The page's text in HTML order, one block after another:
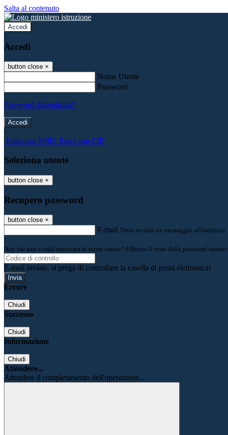
Salta al contenuto
Accedi
Accedi
button close ×
Nome Utente
Password
Password dimenticata?
-
Entra con SPID Entra con CIE
Seleziona utente
button close ×
Recupero password
button close ×
E-mail Verrà inviato un messaggio
Non hai una e-mail associata al nome utente? Effettua il reset della password
E-mail inviata, si prega di controllare la casella di posta elettronica!
Errore
Chiudi
Successo
Chiudi
Informazione
Chiudi
Attendere...
Attendere il completamento dell'operazione...